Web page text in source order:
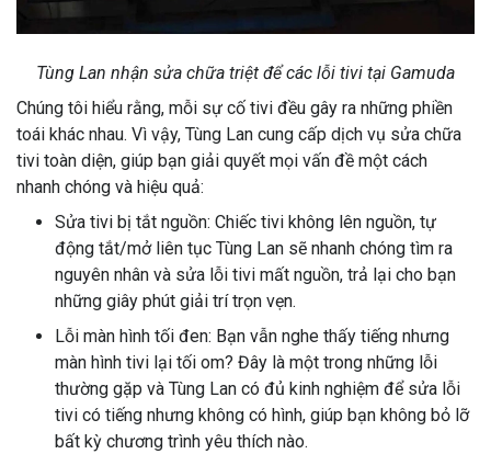
Tùng Lan nhận sửa chữa triệt để các lỗi tivi tại Gamuda
Chúng tôi hiểu rằng, mỗi sự cố tivi đều gây ra những phiền
toái khác nhau. Vì vậy, Tùng Lan cung cấp dịch vụ sửa chữa
tivi toàn diện, giúp bạn giải quyết mọi vấn đề một cách
nhanh chóng và hiệu quả:
Sửa tivi bị tắt nguồn: Chiếc tivi không lên nguồn, tự
động tắt/mở liên tục Tùng Lan sẽ nhanh chóng tìm ra
nguyên nhân và sửa lỗi tivi mất nguồn, trả lại cho bạn
những giây phút giải trí trọn vẹn.
Lỗi màn hình tối đen: Bạn vẫn nghe thấy tiếng nhưng
màn hình tivi lại tối om? Đây là một trong những lỗi
thường gặp và Tùng Lan có đủ kinh nghiệm để sửa lỗi
tivi có tiếng nhưng không có hình, giúp bạn không bỏ lỡ
bất kỳ chương trình yêu thích nào.